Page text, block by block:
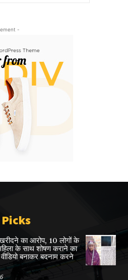
-
का आरोप, 10 लोगों के
के साथ शोषण कराने का
बनाकर बदनाम करने